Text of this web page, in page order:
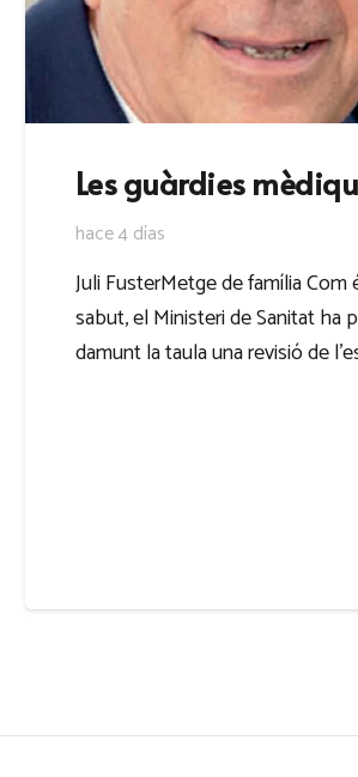
Les guàrdies
hace 4 días
Juli FusterMetge de família Com
sabut, el Ministeri de Sanitat ha
damunt la taula una revisió de